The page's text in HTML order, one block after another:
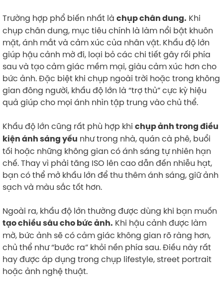
Trường hợp phổ biến nhất là chụp chân dung. Khi
chụp chân dung, mục tiêu chính là làm nổi bật khuôn
mặt, ánh mắt và cảm xúc của nhân vật. Khẩu độ lớn
giúp hậu cảnh mờ đi, loại bỏ các chi tiết gây rối phía
sau và tạo cảm giác mềm mại, giàu cảm xúc hơn cho
bức ảnh. Đặc biệt khi chụp ngoài trời hoặc trong không
gian đông người, khẩu độ lớn là “trợ thủ” cực kỳ hiệu
quả giúp cho mọi ánh nhìn tập trung vào chủ thể.
Khẩu độ lớn cũng rất phù hợp khi chụp ảnh trong điều
kiện ánh sáng yếu như trong nhà, quán cà phê, buổi
tối hoặc những không gian có ánh sáng tự nhiên hạn
chế. Thay vì phải tăng ISO lên cao dẫn đến nhiễu hạt,
bạn có thể mở khẩu lớn để thu thêm ánh sáng, giữ ảnh
sạch và màu sắc tốt hơn.
Ngoài ra, khẩu độ lớn thường được dùng khi bạn muốn
tạo chiều sâu cho bức ảnh. Khi hậu cảnh được làm
mờ, bức ảnh sẽ có cảm giác không gian rõ ràng hơn,
chủ thể như “bước ra” khỏi nền phía sau. Điều này rất
hay được áp dụng trong chụp lifestyle, street portrait
hoặc ảnh nghệ thuật.